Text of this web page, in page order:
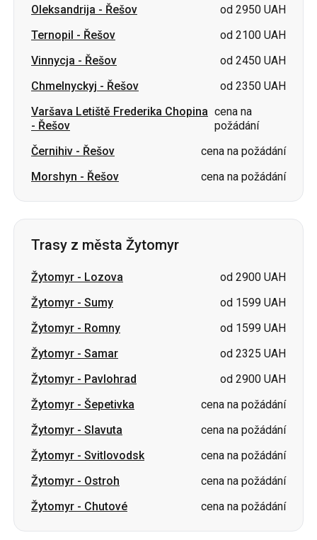
Chmelnyckyj-Řešov
od 2350 UAH
Varšava Letiště Frederika Chopina
cena na
Řešov
Trasy z města Žytomyr
Žytomyr-Lozova
od 2900 UAH
Žytomyr-Romny
Žytomyr-Samar
od 2325 UAH
Žytomyr-Pavlohrad
od 2900 UAH
Žytomyr-Šepetivka
cena na požádání
Žytomyr-Slavuta
cena na požádání
Žytomyr-Svitlovodsk
cena na požádání
Žytomyr-Ostroh
cena na požádání
Žytomyr-Chutové cena na požádání
Trasy do města Žytomyr
Romny-Žytomyr
od 1599 UAH